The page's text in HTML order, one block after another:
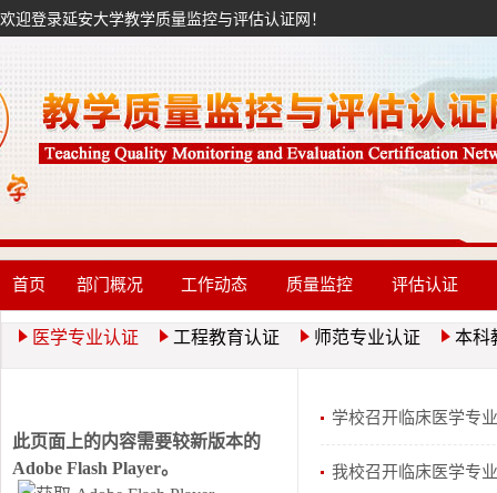
欢迎登录延安大学教学质量监控与评估认证网！
首页 部门概况 工作动态 质量监控 评估认证
医学专业认证 工程教育认证 师范专业认证 本科
此页面上的内容需要较新版本的
Adobe Flash Player。
学校召开临床医学专
我校召开临床医学专